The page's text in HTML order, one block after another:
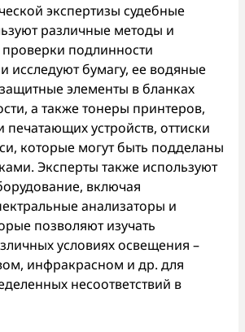
экспертизы судебные
различные методы и
подлинности
исследуют бумагу, ее водяные
элементы в бланках
а также тонеры принтеров,
печатающих устройств, оттиски
которые могут быть подделаны
Эксперты также используют
включая
анализаторы и
позволяют изучать
условиях освещения –
инфракрасном и др. для
несоответствий в